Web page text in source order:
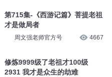
第715集-《西游记篇》菩提老祖
才是做局者
周文强老师官方号 4667
修炼9999级了老祖才100级
2931 我才是众生的劫难